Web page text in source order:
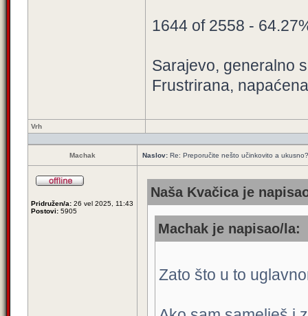
1644 of 2558 -
Sarajevo, generalno
Frustrirana,
Vrh
Machak Naslov: Re: Preporučite nešto učinkovito a ukusno?
Pridružen/a: 26 vel 2025, 11:43
Postovi: 5905
Naša Kvačica je
Machak je napisao/la:
Zato što u to